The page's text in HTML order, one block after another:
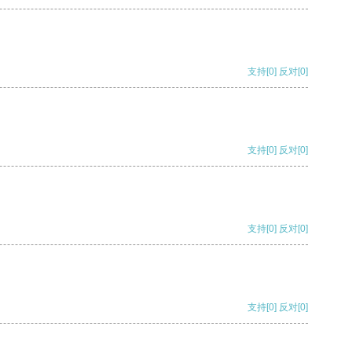
支持[0] 反对[0]
支持[0] 反对[0]
支持[0] 反对[0]
支持[0] 反对[0]